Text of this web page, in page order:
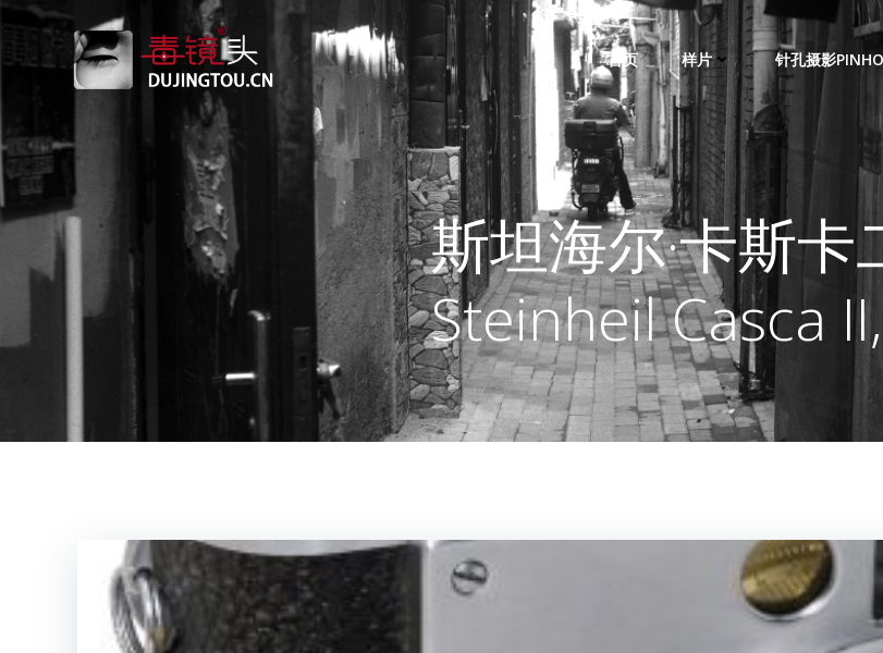
跳
到
首页 样片 针孔摄影
斯坦海尔·卡斯卡
Steinheil Casca